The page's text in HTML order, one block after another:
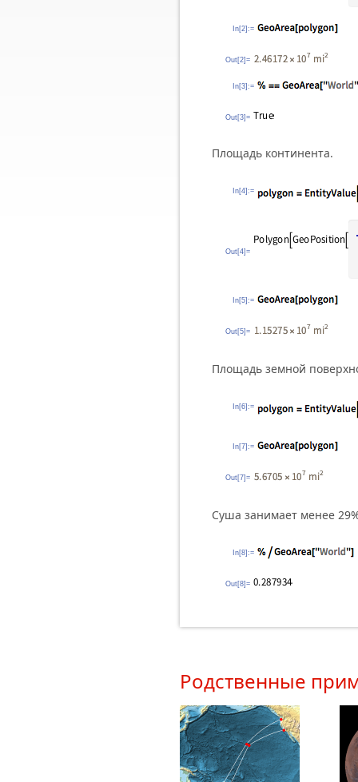
In[2]:=
Out[2]=
In[3]:=
Out[3]=
Площадь континента.
In[4]:=
Out[4]=
In[5]:=
Out[5]=
Площадь земной
In[6]:=
In[7]:=
Out[7]=
Суша занимает менее
In[8]:=
Out[8]=
Родственные